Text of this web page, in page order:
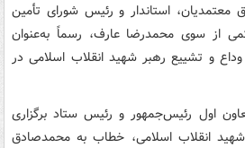
معتمدیان، استاندار و رئیس شورای تأمین
از سوی محمدرضا عارف، رسماً به‌عنوان
و تشییع رهبر شهید انقلاب اسلامی در
اول رئیس‌جمهور و رئیس ستاد برگزاری
انقلاب اسلامی، خطاب به محمدصادق